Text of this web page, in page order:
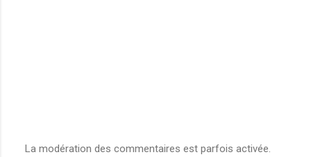
La modération des commentaires est parfois activée.